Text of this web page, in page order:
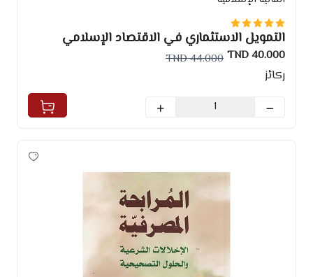
التمويل الاستثماري في الاقتصاد الإسلامي
40.000 TND
44.000 TND
ركائز